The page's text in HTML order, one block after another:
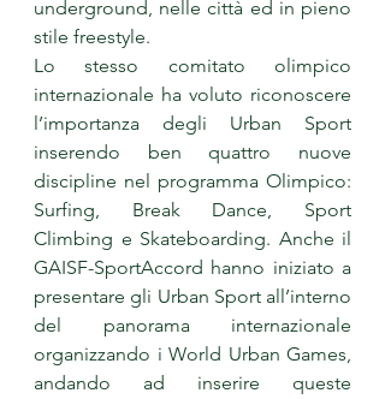
underground, nelle città ed in pieno
stile freestyle.
Lo stesso comitato olimpico
internazionale ha voluto riconoscere
l’importanza degli Urban Sport
inserendo ben quattro nuove
discipline nel programma Olimpico:
Surfing, Break Dance, Sport
Climbing e Skateboarding. Anche il
GAISF-SportAccord hanno iniziato a
presentare gli Urban Sport all’interno
del panorama internazionale
organizzando i World Urban Games,
andando ad inserire queste